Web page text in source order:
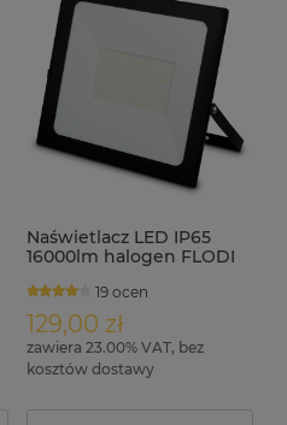
Naświetlacz LED IP65
16000lm halogen FLODI
19 ocen
129,00 zł
zawiera 23.00% VAT, bez
kosztów dostawy